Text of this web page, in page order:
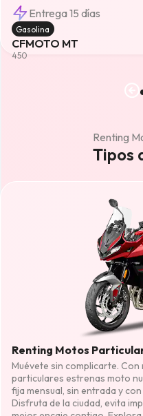
Entrega 15 días
CFMOTO MT
450
Gasolina
Renting
Tipos
Renting Motos
Muévete sin complicarte.
particulares estrenas moto
fija mensual, sin entrada y
Disfruta de la ciudad, evita